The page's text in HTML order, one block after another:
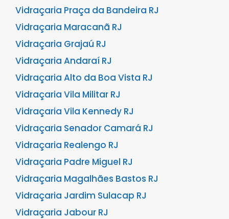
Vidraçaria Praça da Bandeira RJ
Vidraçaria Maracanã RJ
Vidraçaria Grajaú RJ
Vidraçaria Andaraí RJ
Vidraçaria Alto da Boa Vista RJ
Vidraçaria Vila Militar RJ
Vidraçaria Vila Kennedy RJ
Vidraçaria Senador Camará RJ
Vidraçaria Realengo RJ
Vidraçaria Padre Miguel RJ
Vidraçaria Magalhães Bastos RJ
Vidraçaria Jardim Sulacap RJ
Vidraçaria Jabour RJ